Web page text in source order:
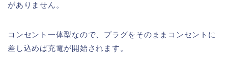
がありません。
コンセント一体型なので、プラグをそのままコンセントに
差し込めば充電が開始されます。